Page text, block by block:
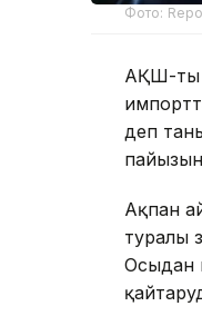
Фото:
АҚШ-тың
деп
Ақпан
туралы
Осыдан